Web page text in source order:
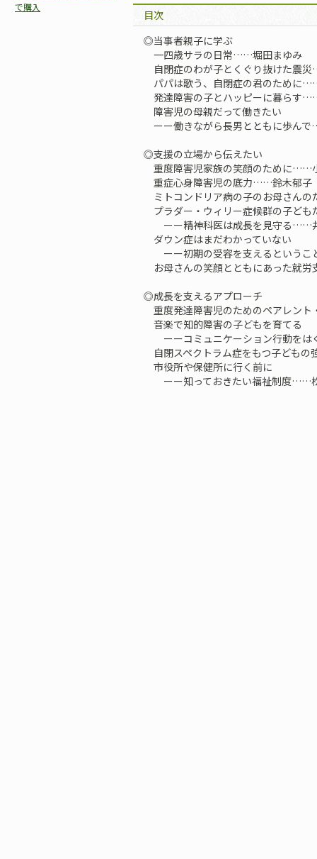
で購入
目次
◎当事者親子に学ぶ
一四歳サラの日常……堀田まゆみ
自閉症のわが子とくぐり抜けた震
パパは歌う、自閉症の君のために
発達障害の子とハッピーに暮らす
障害児の母親だって働きたい
ーー働きながら長男とともに歩ん
◎支援の立場から伝えたい
重度障害児家族の笑顔のために……
重症心身障害児の底力……鈴木郁子
ミトコンドリア病の子のお母さん
プラダー・ウィリー症候群の子ども
ーー精神科医は成長を見守る……
ダウン症はまだわかっていない
ーー初期の受容を支えるという
お母さんの笑顔とともにあった就
◎成長を支えるアプローチ
重度発達障害児のためのペアレン
音楽で知的障害の子どもを育てる
ーーコミュニケーション行動をは
自閉スペクトラム症をもつ子ども
市役所や保健所に行く前に
ーー知っておきたい福祉制度……